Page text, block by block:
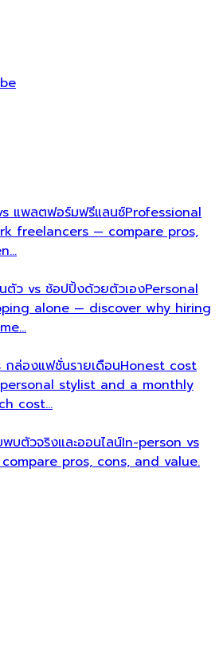
แพลตฟอร์มฟรีแลนซ์Professional
freelancers — compare pros,
ตัว vs ช้อปปิ้งด้วยตัวเองPersonal
alone — discover why hiring
ล่องแฟชั่นรายเดือนHonest cost
stylist and a monthly
cost…
บตัวจริงและออนไลน์In-person vs
pros, cons, and value.